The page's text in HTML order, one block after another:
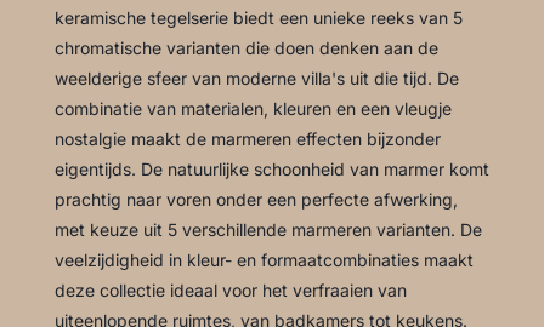
keramische tegelserie biedt een unieke reeks van 5
chromatische varianten die doen denken aan de
weelderige sfeer van moderne villa's uit die tijd. De
combinatie van materialen, kleuren en een vleugje
nostalgie maakt de marmeren effecten bijzonder
eigentijds. De natuurlijke schoonheid van marmer komt
prachtig naar voren onder een perfecte afwerking,
met keuze uit 5 verschillende marmeren varianten. De
veelzijdigheid in kleur- en formaatcombinaties maakt
deze collectie ideaal voor het verfraaien van
uiteenlopende ruimtes, van badkamers tot keukens.